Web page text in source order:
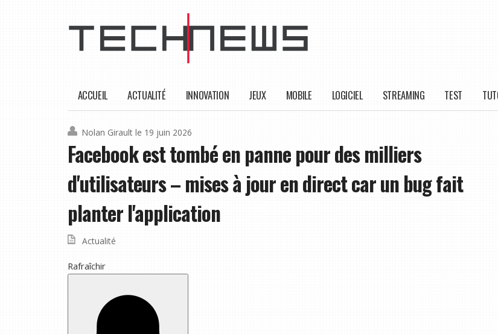
ACCUEIL ACTUALITÉ INNOVATION JEUX MOBILE LOGICIEL STREAMING TEST
Nolan Girault le 19 juin 2026
Facebook est tombé en panne pour des milliers
d'utilisateurs – mises à jour en direct car un bug fait
planter l'application
Actualité
Rafraîchir